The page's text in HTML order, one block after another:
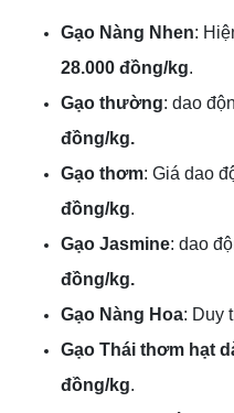
Gạo Nàng Nhen:
28.000 đồng/kg.
Gạo thường: dao
đồng/kg.
Gạo thơm: Giá dao
đồng/kg.
Gạo Jasmine: dao
đồng/kg.
Gạo Nàng Hoa: Duy
Gạo Thái thơm hạt
đồng/kg.